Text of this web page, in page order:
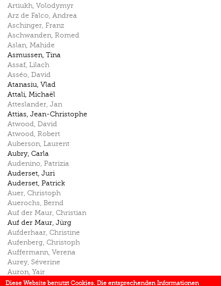
Artiukh, Volodymyr
Arz de Falco, Andrea
Aschinger, Franz
Aschwanden, Romed
Aslan, Mahide
Asmussen, Tina
Assaf, Lilach
Asséo, David
Atanasiu, Vlad
Attali, Michaël
Atteslander, Jan
Attias, Jean-Christophe
Atwood, David
Atwood, Robert
Auberson, Laurent
Aubry, Carla
Audenino, Patrizia
Auderset, Juri
Auderset, Patrick
Auer, Christoph
Auerochs, Bernd
Auf der Maur, Christian
Auf der Maur, Jürg
Aufderhaar, Christine
Aufenberg, Christoph
Auffermann, Verena
Aurey, Séverine
Auron, Yair
Aust ,Hugo
Diese Website benutzt Cookies. Die entsprechenden Informationen